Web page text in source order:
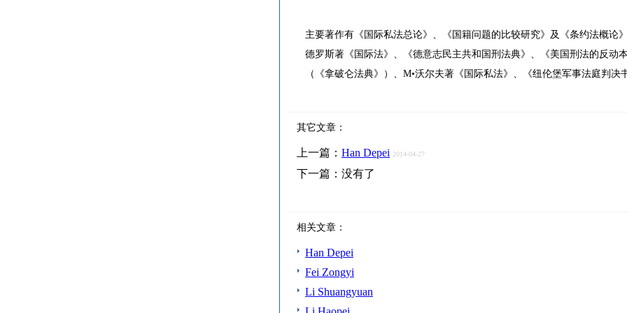
主要著作有《国际私法总论》、《国籍问题的比较研究》及《条约法概论
德罗斯著《国际法》、《德意志民主共和国刑法典》、《美国刑法的反动
（《拿破仑法典》）、M•沃尔夫著《国际私法》、《纽伦堡军事法庭判决
其它文章：
上一篇： Han Depei 2014-04-27
下一篇： 没有了
相关文章：
Han Depei
Fei Zongyi
Li Shuangyuan